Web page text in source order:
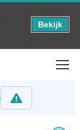
Bekijk